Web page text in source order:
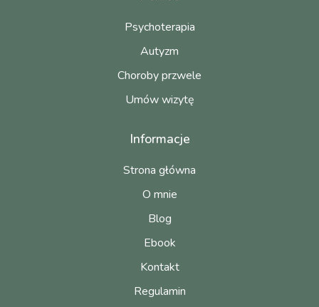
Psychoterapia
Autyzm
Choroby przwele
Umów wizytę
Informacje
Strona główna
O mnie
Blog
Ebook
Kontakt
Regulamin